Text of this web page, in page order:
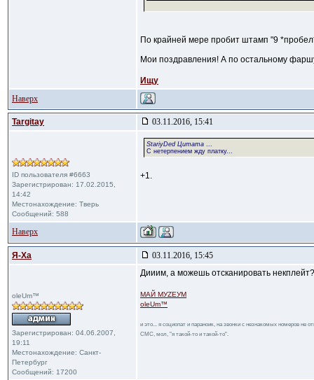
По крайней мере пробит штамп "9
Мои поздравления! А по остальному
Ищу
Наверх
Targitay 03.11.2016, 15:41
ID пользователя #6663
Зарегистрирован: 17.02.2015,
14:42
Местонахождение: Тверь
Сообщений: 588
StariyDed Цитата ...
С нетерпением жду платку...
+1.
Наверх
Я-Ха 03.11.2016, 15:45
oleUm™
Зарегистрирован: 04.06.2007,
19:11
Местонахождение: Санкт-
Петербург
Сообщений: 17200
Дииим, а можешь отсканировать некплейт?
МАЙ МУZЕУМ
oleUm™
и это... я социопат и параноик, на звонки с незнакомых номеров не
СМС, мол, "я такой-то и такой-то".